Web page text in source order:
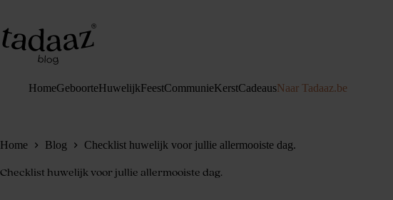
de
inhoud
HomeGeboorteHuwelijkFeestCommunieKerstCadeausNaar Tadaaz.be
Home Blog Checklist huwelijk voor jullie allermooiste dag.
Checklist huwelijk voor jullie allermooiste dag.